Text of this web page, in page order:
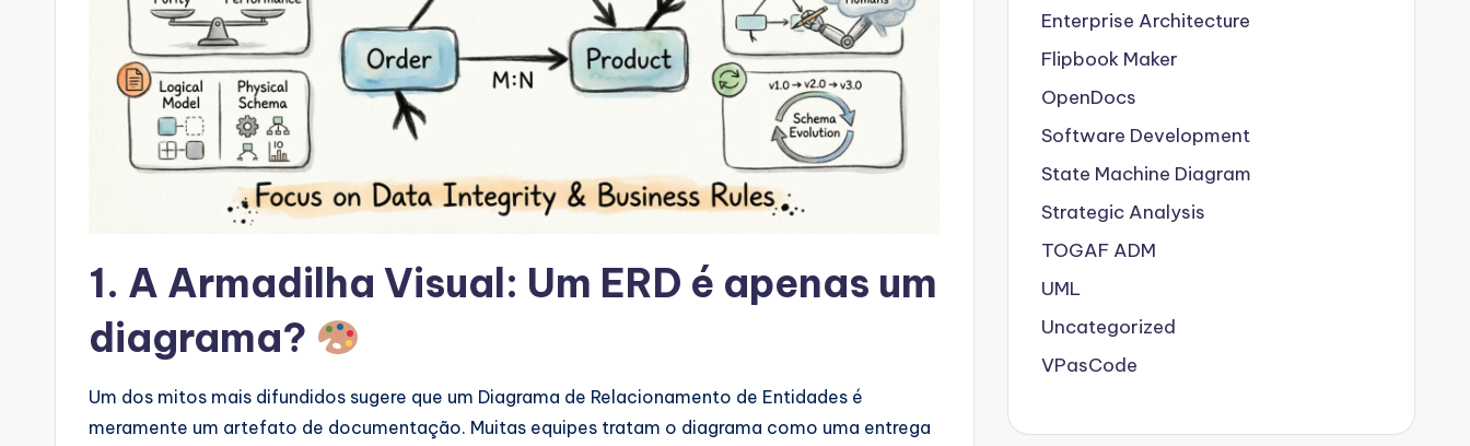
1. A Armadilha Visual: Um ERD é apenas um
diagrama?
Um dos mitos mais difundidos sugere que um Diagrama de Relacionamento de Entidades é
meramente um artefato de documentação. Muitas equipes tratam o diagrama como uma entrega
Enterprise Architecture
Flipbook Maker
OpenDocs
Software Development
State Machine Diagram
Strategic Analysis
TOGAF ADM
UML
Uncategorized
VPasCode